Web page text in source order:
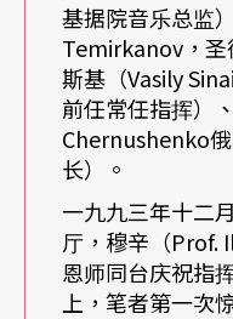
释，毫无痕迹地营
其无限延展的巨大
台上最大魅力所在
能用比超人还要超
深深体会那种辛苦
希望能传达让爱乐
巨人形象与巨人重
基据院音乐总监
Temirkanov，圣
斯基（Vasily
前任常任指挥）
Chernushenko
长）。
一九九三年十二
厅，穆辛（Prof.
恩师同台庆祝指
上，笔者第一次